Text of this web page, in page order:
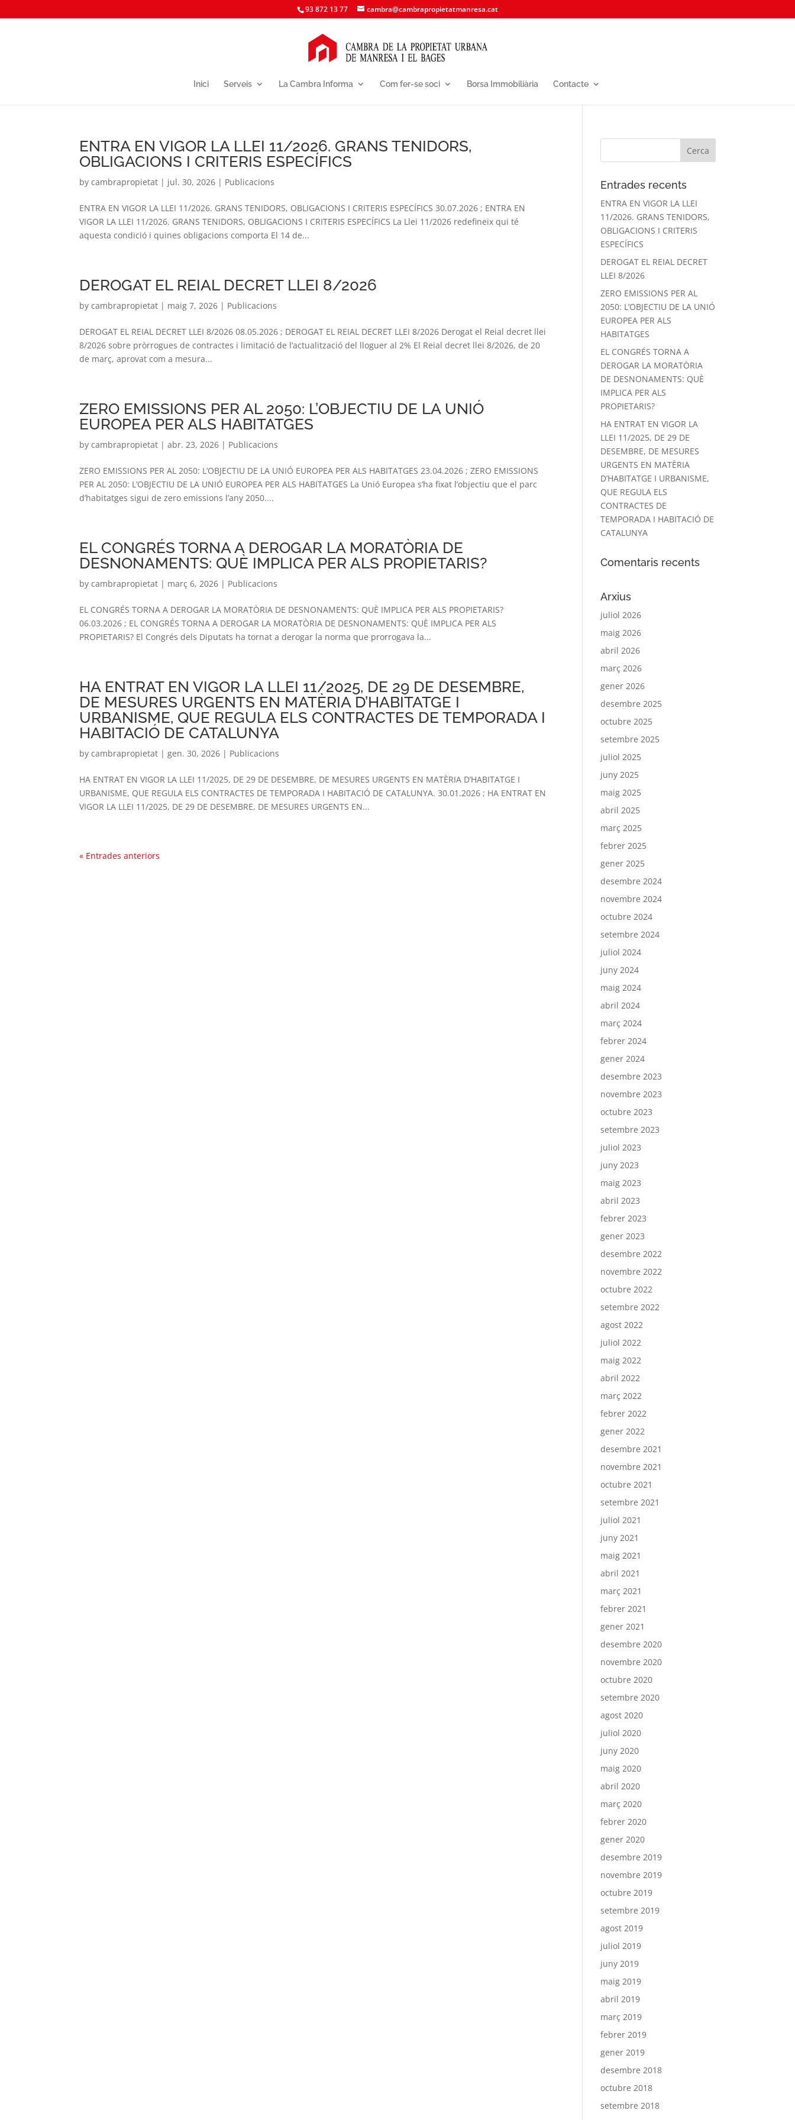
93 872 13 77 cambra@cambrapropietatmanresa.cat
Inici Serveis La Cambra Informa Com fer-se soci Borsa Immobiliària Contacte
ENTRA EN VIGOR LA LLEI 11/2026. GRANS TENIDORS,
OBLIGACIONS I CRITERIS ESPECÍFICS
bycambrapropietat | jul. 30, 2026 | Publicacions
ENTRA EN VIGOR LA LLEI 11/2026. GRANS TENIDORS, OBLIGACIONS I CRITERIS ESPECÍFICS 30.07.2026 ; ENTRA EN
VIGOR LA LLEI 11/2026. GRANS TENIDORS, OBLIGACIONS I CRITERIS ESPECÍFICS La Llei 11/2026 redefineix qui té
aquesta condició i quines obligacions comporta El 14 de...
DEROGAT EL REIAL DECRET LLEI 8/2026
bycambrapropietat | maig 7, 2026 | Publicacions
DEROGAT EL REIAL DECRET LLEI 8/2026 08.05.2026 ; DEROGAT EL REIAL DECRET LLEI 8/2026 Derogat el Reial decret llei
8/2026 sobre pròrrogues de contractes i limitació de l’actualització del lloguer al 2% El Reial decret llei 8/2026, de 20
de març, aprovat com a mesura...
ZERO EMISSIONS PER AL 2050: L’OBJECTIU DE LA UNIÓ
EUROPEA PER ALS HABITATGES
bycambrapropietat |abr. 23, 2026 | Publicacions
ZERO EMISSIONS PER AL 2050: L’OBJECTIU DE LA UNIÓ EUROPEA PER ALS HABITATGES 23.04.2026 ; ZERO EMISSIONS
PER AL 2050: L’OBJECTIU DE LA UNIÓ EUROPEA PER ALS HABITATGES La Unió Europea s’ha fixat l’objectiu que el parc
d’habitatges sigui de zero emissions l’any 2050....
EL CONGRÉS TORNA A DEROGAR LA MORATÒRIA DE
DESNONAMENTS: QUÈ IMPLICA PER ALS PROPIETARIS?
bycambrapropietat | març 6, 2026 | Publicacions
EL CONGRÉS TORNA A DEROGAR LA MORATÒRIA DE DESNONAMENTS: QUÈ IMPLICA PER ALS PROPIETARIS?
06.03.2026 ; EL CONGRÉS TORNA A DEROGAR LA MORATÒRIA DE DESNONAMENTS: QUÈ IMPLICA PER ALS
PROPIETARIS? El Congrés dels Diputats ha tornat a derogar la norma que prorrogava la...
HA ENTRAT EN VIGOR LA LLEI 11/2025, DE 29 DE DESEMBRE,
DE MESURES URGENTS EN MATÈRIA D’HABITATGE I
URBANISME, QUE REGULA ELS CONTRACTES DE TEMPORADA I
HABITACIÓ DE CATALUNYA
bycambrapropietat |gen. 30, 2026 | Publicacions
HA ENTRAT EN VIGOR LA LLEI 11/2025, DE 29 DE DESEMBRE, DE MESURES URGENTS EN MATÈRIA D’HABITATGE I
URBANISME, QUE REGULA ELS CONTRACTES DE TEMPORADA I HABITACIÓ DE CATALUNYA. 30.01.2026 ; HA ENTRAT EN
VIGOR LA LLEI 11/2025, DE 29 DE DESEMBRE, DE MESURES URGENTS EN...
« Entrades anteriors
Entrades recents
ENTRA EN VIGOR LA LLEI
11/2026. GRANS TENIDORS,
OBLIGACIONS I CRITERIS
ESPECÍFICS
DEROGAT EL REIAL DECRET
LLEI 8/2026
ZERO EMISSIONS PER AL
2050: L’OBJECTIU DE LA UNIÓ
EUROPEA PER ALS
HABITATGES
EL CONGRÉS TORNA A
DEROGAR LA MORATÒRIA
DE DESNONAMENTS: QUÈ
IMPLICA PER ALS
PROPIETARIS?
HA ENTRAT EN VIGOR LA
LLEI 11/2025, DE 29 DE
DESEMBRE, DE MESURES
URGENTS EN MATÈRIA
D’HABITATGE I URBANISME,
QUE REGULA ELS
CONTRACTES DE
TEMPORADA I HABITACIÓ DE
CATALUNYA
Comentaris recents
Arxius
juliol 2026
maig 2026
abril 2026
març 2026
gener 2026
desembre 2025
octubre 2025
setembre 2025
juliol 2025
juny 2025
maig 2025
abril 2025
març 2025
febrer 2025
gener 2025
desembre 2024
novembre 2024
octubre 2024
setembre 2024
juliol 2024
juny 2024
maig 2024
abril 2024
març 2024
febrer 2024
gener 2024
desembre 2023
novembre 2023
octubre 2023
setembre 2023
juliol 2023
juny 2023
maig 2023
abril 2023
febrer 2023
gener 2023
desembre 2022
novembre 2022
octubre 2022
setembre 2022
agost 2022
juliol 2022
maig 2022
abril 2022
març 2022
febrer 2022
gener 2022
desembre 2021
novembre 2021
octubre 2021
setembre 2021
juliol 2021
juny 2021
maig 2021
abril 2021
març 2021
febrer 2021
gener 2021
desembre 2020
novembre 2020
octubre 2020
setembre 2020
agost 2020
juliol 2020
juny 2020
maig 2020
abril 2020
març 2020
febrer 2020
gener 2020
desembre 2019
novembre 2019
octubre 2019
setembre 2019
agost 2019
juliol 2019
juny 2019
maig 2019
abril 2019
març 2019
febrer 2019
gener 2019
desembre 2018
octubre 2018
setembre 2018